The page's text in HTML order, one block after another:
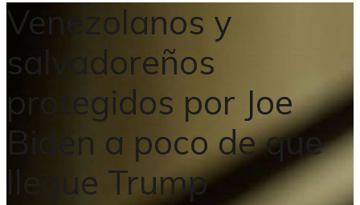
Venezolanos y
salvadoreños
protegidos por Joe
Biden a poco de que
llegue Trump